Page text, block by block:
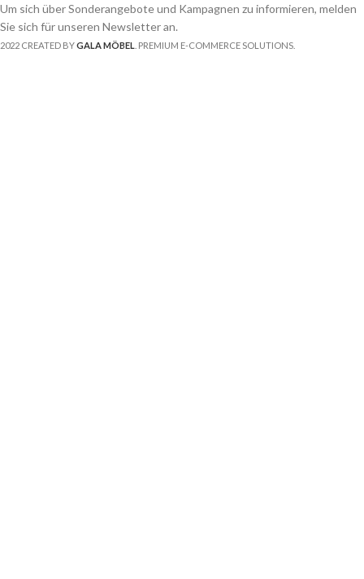
Um sich über Sonderangebote und Kampagnen zu informieren, melden
Sie sich für unseren Newsletter an.
2022 CREATED BYGALA MÖBEL . PREMIUM E-COMMERCE SOLUTIONS.